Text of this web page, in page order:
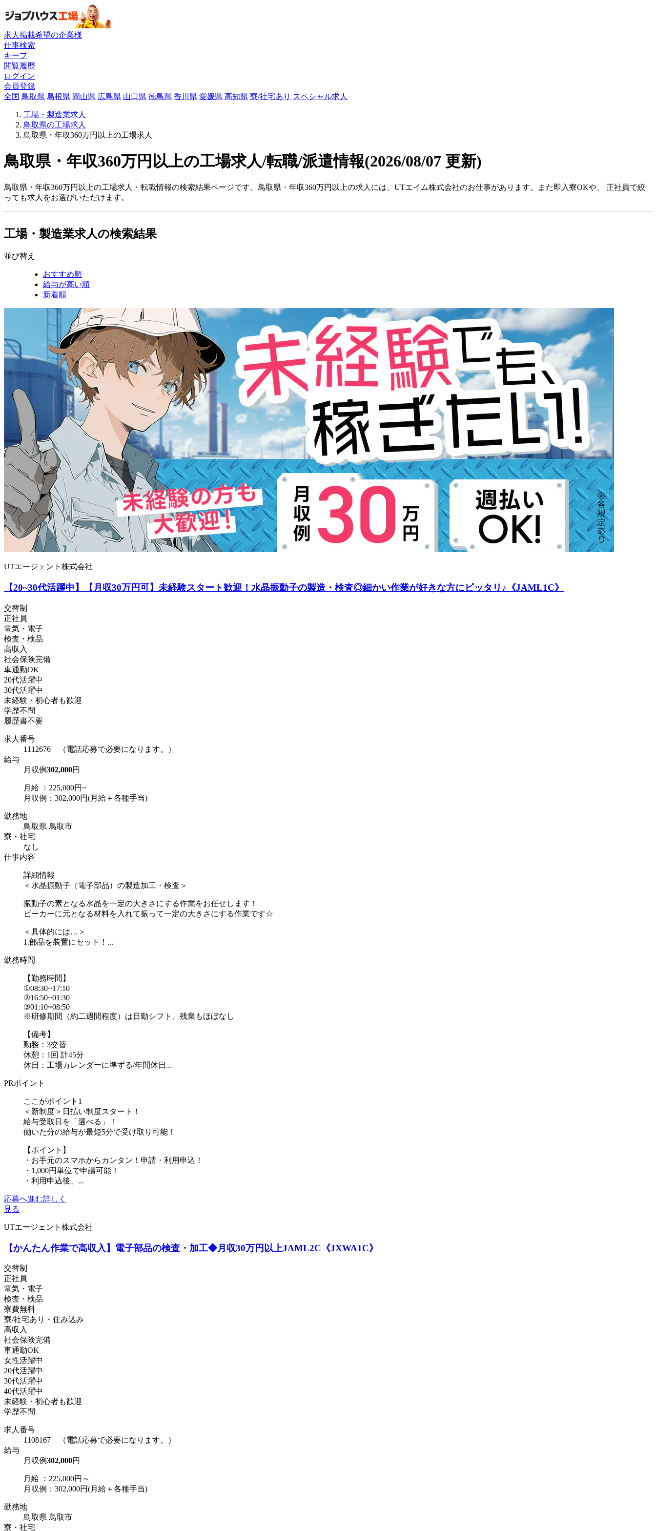
求人掲載希望の企業様
仕事検索
キープ
閲覧履歴
ログイン
会員登録
全国 鳥取県 島根県 岡山県 広島県 山口県 徳島県 香川県 愛媛県 高知県 寮/社宅あり スペシャル求人
工場・製造業求人
鳥取県の工場求人
鳥取県・年収360万円以上の工場求人
鳥取県・年収360万円以上の工場求人/転職/派遣情報(2026/08/07 更新)
鳥取県・年収360万円以上の工場求人・転職情報の検索結果ページです。鳥取県・年収360万円以上の求人には、UTエイム株式会社のお仕事があります。また即入寮OKや、 正社員で絞
っても求人をお選びいただけます。
工場・製造業求人の検索結果
並び替え
おすすめ順
給与が高い順
新着順
UTエージェント株式会社
【20~30代活躍中】【月収30万円可】未経験スタート歓迎！水晶振動子の製造・検査◎細かい作業が好きな方にピッタリ♪《JAML1C》
交替制
正社員
電気・電子
検査・検品
高収入
社会保険完備
車通勤OK
20代活躍中
30代活躍中
未経験・初心者も歓迎
学歴不問
履歴書不要
求人番号
1112676 （電話応募で必要になります。）
給与
月収例302,000円
月給 ：225,000円~
月収例：302,000円(月給＋各種手当)
勤務地
鳥取県 鳥取市
寮・社宅
なし
仕事内容
詳細情報
＜水晶振動子（電子部品）の製造加工・検査＞
振動子の素となる水晶を一定の大きさにする作業をお任せします！
ビーカーに元となる材料を入れて振って一定の大きさにする作業です☆
＜具体的には…＞
1.部品を装置にセット！...
勤務時間
【勤務時間】
①08:30~17:10
②16:50~01:30
③01:10~08:50
※研修期間（約二週間程度）は日勤シフト、残業もほぼなし
【備考】
勤務：3交替
休憩：1回 計45分
休日：工場カレンダーに準ずる/年間休日...
PRポイント
ここがポイント1
＜新制度＞日払い制度スタート！
給与受取日を「選べる」！
働いた分の給与が最短5分で受け取り可能！
【ポイント】
・お手元のスマホからカンタン！申請・利用申込！
・1,000円単位で申請可能！
・利用申込後、...
応募へ進む詳しく
見る
UTエージェント株式会社
【かんたん作業で高収入】電子部品の検査・加工◆月収30万円以上JAML2C《JXWA1C》
交替制
正社員
電気・電子
検査・検品
寮費無料
寮/社宅あり・住み込み
高収入
社会保険完備
車通勤OK
女性活躍中
20代活躍中
30代活躍中
40代活躍中
未経験・初心者も歓迎
学歴不問
求人番号
1108167 （電話応募で必要になります。）
給与
月収例302,000円
月給 ：225,000円～
月収例：302,000円(月給＋各種手当)
勤務地
鳥取県 鳥取市
寮・社宅